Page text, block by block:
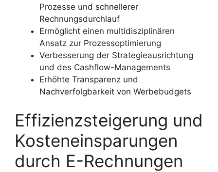
Prozesse und schnellerer
Rechnungsdurchlauf
Ermöglicht einen multidisziplinären
Ansatz zur Prozessoptimierung
Verbesserung der Strategieausrichtung
und des Cashflow-Managements
Erhöhte Transparenz und
Nachverfolgbarkeit von Werbebudgets
Effizienzsteigerung und
Kosteneinsparungen
durch E-Rechnungen